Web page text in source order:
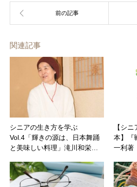
関連記事
シニアの生き方を学ぶ
Vol.4「輝きの源は、日本舞踊
と美味しい料理」滝川和栄…
【シ
本】『
一利著